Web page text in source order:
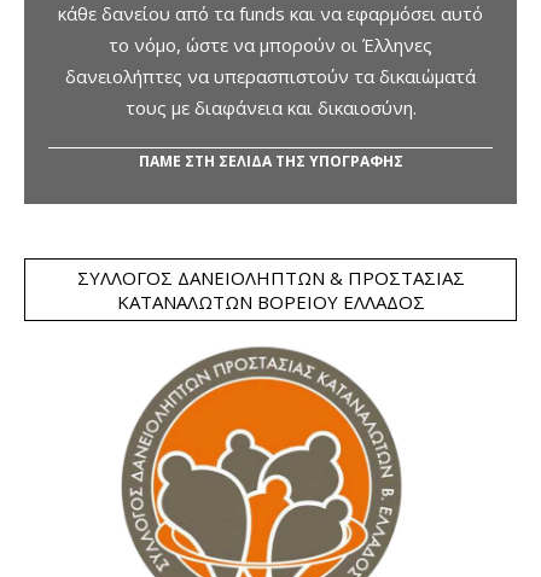
κάθε δανείου από τα funds και να εφαρμόσει αυτό
το νόμο, ώστε να μπορούν οι Έλληνες
δανειολήπτες να υπερασπιστούν τα δικαιώματά
τους με διαφάνεια και δικαιοσύνη.
ΠΑΜΕ ΣΤΗ ΣΕΛΙΔΑ ΤΗΣ ΥΠΟΓΡΑΦΗΣ
ΣΎΛΛΟΓΟΣ ΔΑΝΕΙΟΛΗΠΤΏΝ & ΠΡΟΣΤΑΣΊΑΣ
ΚΑΤΑΝΑΛΩΤΏΝ ΒΟΡΕΊΟΥ ΕΛΛΆΔΟΣ